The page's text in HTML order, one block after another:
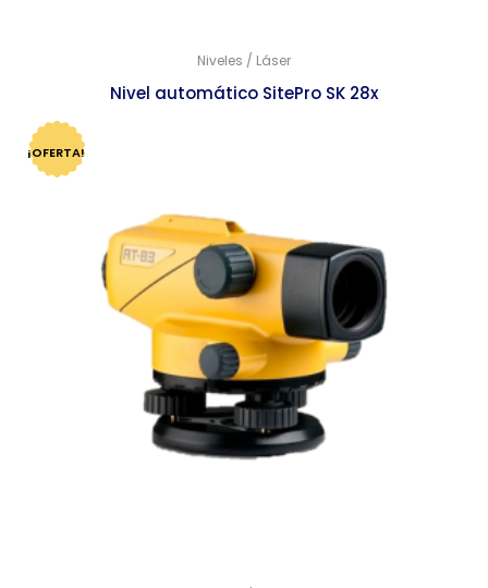
Niveles / Láser
Nivel automático SitePro SK 28x
¡OFERTA!